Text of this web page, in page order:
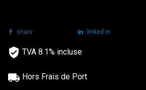
share linked in
TVA 8.1% incluse
Hors Frais de Port